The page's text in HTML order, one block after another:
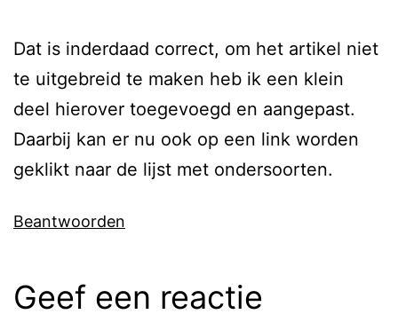
Dat is inderdaad correct, om het artikel niet
te uitgebreid te maken heb ik een klein
deel hierover toegevoegd en aangepast.
Daarbij kan er nu ook op een link worden
geklikt naar de lijst met ondersoorten.
Beantwoorden
Geef een reactie